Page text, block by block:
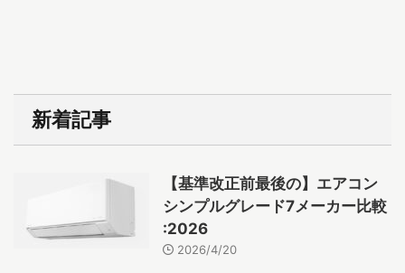
新着記事
【基準改正前最後の】エアコン
シンプルグレード7メーカー比較
:2026
2026/4/20